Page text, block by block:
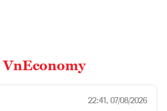
VnEconomy
22:41, 07/08/2026